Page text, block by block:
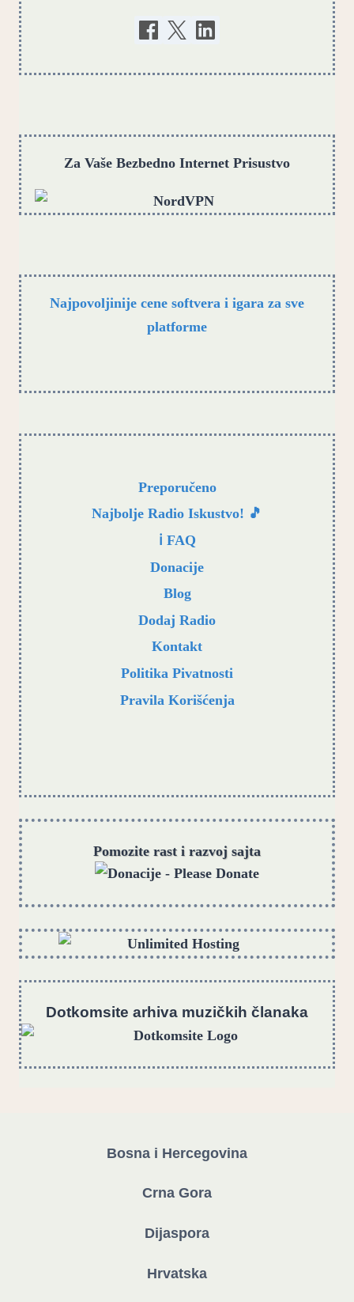
Za Vaše Bezbedno Internet Prisustvo
Najpovoljinije cene softvera i igara za sve
platforme
Preporučeno
Najbolje Radio Iskustvo! 🎵
ℹ️ FAQ
Donacije
Blog
Dodaj Radio
Kontakt
Politika Pivatnosti
Pravila Korišćenja
Pomozite rast i razvoj sajta
Dotkomsite arhiva muzičkih članaka
Bosna i Hercegovina
Crna Gora
Dijaspora
Hrvatska